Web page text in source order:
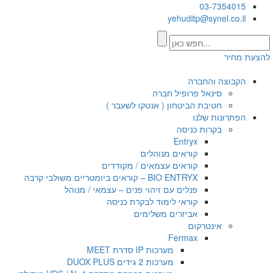
03-7354015
yehuditp@synel.co.il
להצעת מחיר
הקבוצה והחברה
סינאל פרופיל חברה
חטיבת הביטחון ( אנטקו לשעבר )
הפתרונות שלנו
בקרות כניסה
Entryx
קוראים מנוהלים
קוראים עצמאים / מקודדים
BIO ENTRYX – קוראים ביומטריים משולבי קרבה
פנלים עם זיהוי פנים – עצמאי / מנוהל
קוראי לימוד לבקרת כניסה
אביזרים משלימים
אינטרקום
Fermax
מערכות IP סדרת MEET
מערכות 2 גידים DUOX PLUS